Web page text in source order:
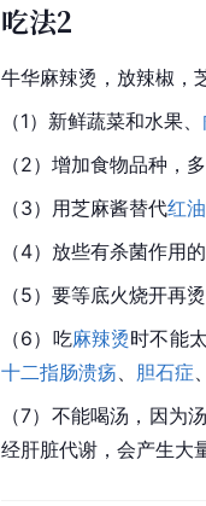
吃法2
牛华麻辣烫，放辣椒，
（1）新鲜蔬菜和水果、
（2）增加食物品种，
（3）用芝麻酱替代红油
（4）放些有杀菌作用
（5）要等底火烧开再
（6）吃麻辣烫时不能
十二指肠溃疡、 胆石症
（7）不能喝汤，因为
经肝脏代谢，会产生大